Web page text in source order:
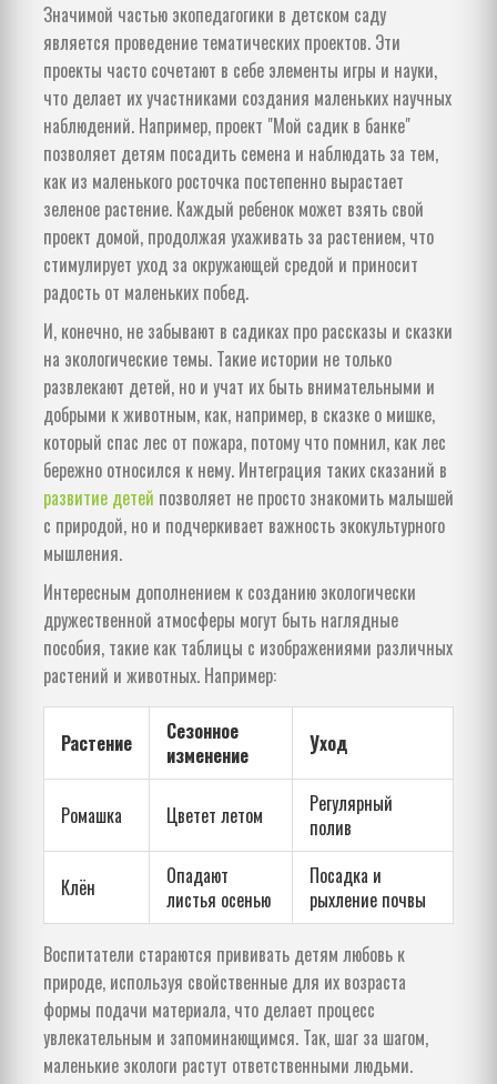
Значимой частью экопедагогики в детском саду
является проведение тематических проектов. Эти
проекты часто сочетают в себе элементы игры и науки,
что делает их участниками создания маленьких научных
наблюдений. Например, проект "Мой садик в банке"
позволяет детям посадить семена и наблюдать за тем,
как из маленького росточка постепенно вырастает
зеленое растение. Каждый ребенок может взять свой
проект домой, продолжая ухаживать за растением, что
стимулирует уход за окружающей средой и приносит
радость от маленьких побед.
И, конечно, не забывают в садиках про рассказы и сказки
на экологические темы. Такие истории не только
развлекают детей, но и учат их быть внимательными и
добрыми к животным, как, например, в сказке о мишке,
который спас лес от пожара, потому что помнил, как лес
бережно относился к нему. Интеграция таких сказаний в
развитие детей позволяет не просто знакомить малышей
с природой, но и подчеркивает важность экокультурного
мышления.
Интересным дополнением к созданию экологически
дружественной атмосферы могут быть наглядные
пособия, такие как таблицы с изображениями различных
растений и животных. Например:
Растение
Сезонное
изменение
Уход
Ромашка Цветет летом
Регулярный
полив
Клён
Опадают
листья осенью
Посадка и
рыхление почвы
Воспитатели стараются прививать детям любовь к
природе, используя свойственные для их возраста
формы подачи материала, что делает процесс
увлекательным и запоминающимся. Так, шаг за шагом,
маленькие экологи растут ответственными людьми.